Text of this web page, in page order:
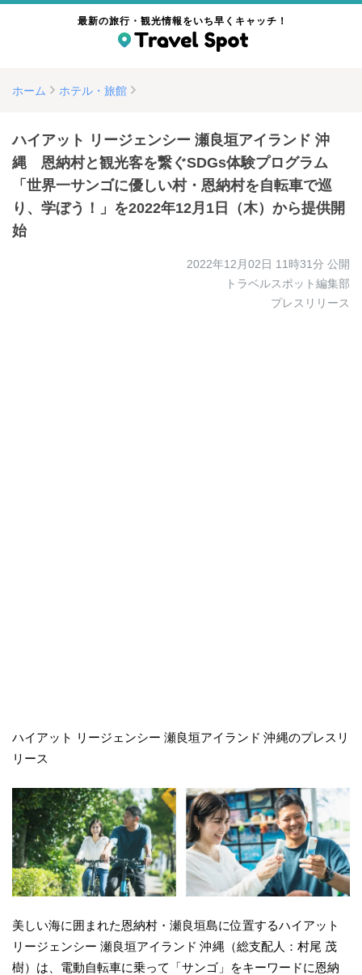
最新の旅行・観光情報をいち早くキャッチ！
ホーム ホテル・旅館
ハイアット リージェンシー 瀬良垣アイランド 沖
縄 恩納村と観光客を繋ぐSDGs体験プログラム
「世界一サンゴに優しい村・恩納村を自転車で巡
り、学ぼう！」を2022年12月1日（木）から提供開
始
2022年12月02日 11時31分 公開
トラベルスポット編集部
プレスリリース
ハイアット リージェンシー 瀬良垣アイランド 沖縄のプレスリ
リース
美しい海に囲まれた恩納村・瀬良垣島に位置するハイアット
リージェンシー 瀬良垣アイランド 沖縄（総支配人：村尾 茂
樹）は、電動自転車に乗って「サンゴ」をキーワードに恩納